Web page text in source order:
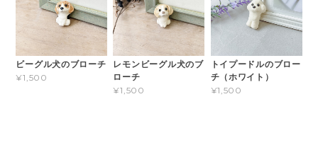
ビーグル犬のブローチ
¥1,500
レモンビーグル犬のブ
ローチ
¥1,500
トイプードルのブロー
チ（ホワイト）
¥1,500